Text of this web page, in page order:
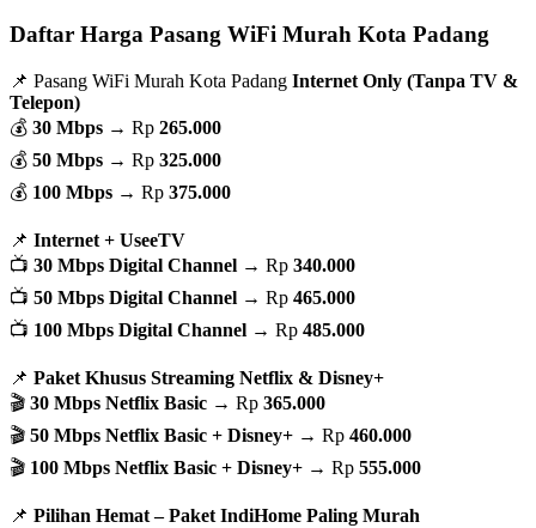
Daftar Harga Pasang WiFi Murah Kota Padang
📌 Pasang WiFi Murah Kota Padang Internet Only (Tanpa TV &
Telepon)
💰 30 Mbps → Rp 265.000
💰 50 Mbps → Rp 325.000
💰 100 Mbps → Rp 375.000
📌 Internet + UseeTV
📺 30 Mbps Digital Channel → Rp 340.000
📺 50 Mbps Digital Channel → Rp 465.000
📺 100 Mbps Digital Channel → Rp 485.000
📌 Paket Khusus Streaming Netflix & Disney+
🎬 30 Mbps Netflix Basic → Rp 365.000
🎬 50 Mbps Netflix Basic + Disney+ → Rp 460.000
🎬 100 Mbps Netflix Basic + Disney+ → Rp 555.000
📌 Pilihan Hemat – Paket IndiHome Paling Murah